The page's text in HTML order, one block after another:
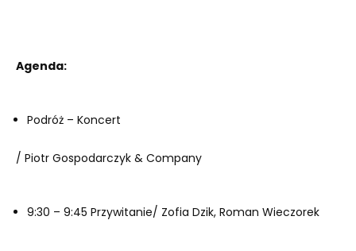
Agenda:
Podróż – Koncert
/ Piotr Gospodarczyk & Company
9:30 – 9:45 Przywitanie/ Zofia Dzik, Roman Wieczorek